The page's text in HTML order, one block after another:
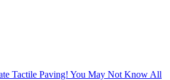
Tactile Paving! You May Not Know All